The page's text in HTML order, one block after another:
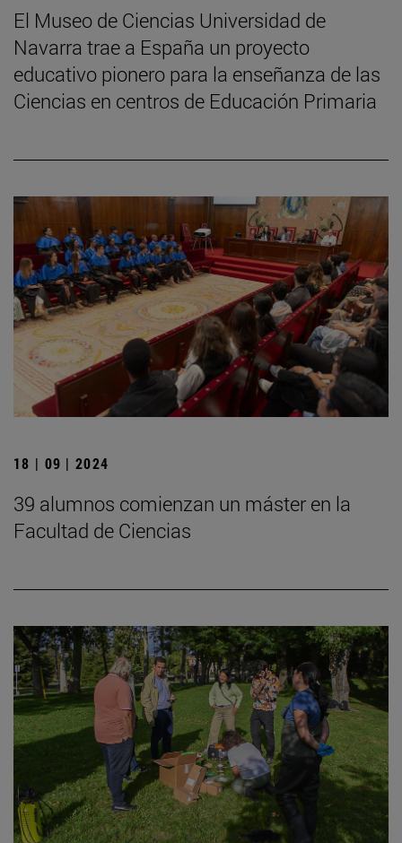
El Museo de Ciencias Universidad de
Navarra trae a España un proyecto
educativo pionero para la enseñanza de las
Ciencias en centros de Educación Primaria
18 | 09 | 2024
39 alumnos comienzan un máster en la
Facultad de Ciencias